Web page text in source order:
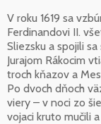
V roku 1619 sa
Ferdinandovi II.
Sliezsku a spojili
Jurajom Rákocim
troch kňazov a
Po dvoch dňoch
viery – v noci zo
vojaci kruto mučili